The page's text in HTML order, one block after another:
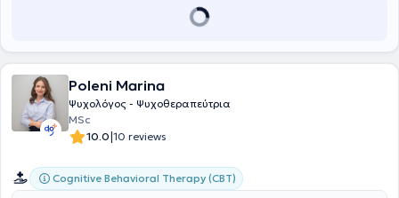
Poleni Marina
Ψυχολόγος - Ψυχοθεραπεύτρια
MSc
10.0|10 reviews
Cognitive Behavioral Therapy (CBT)